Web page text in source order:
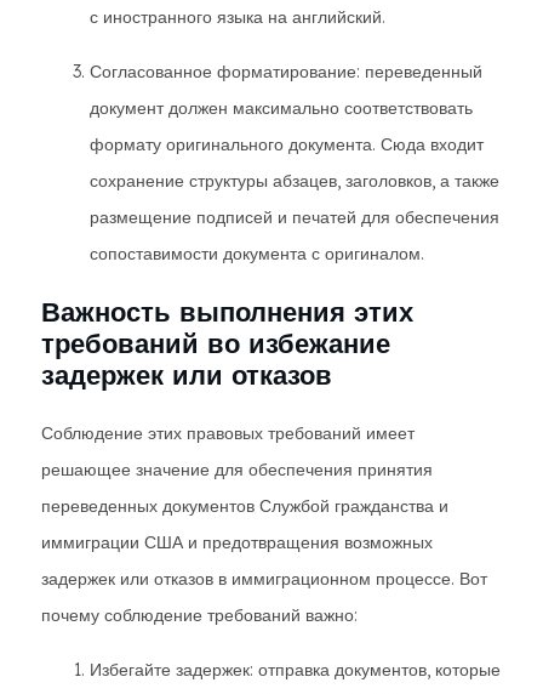
с иностранного языка на английский.
Согласованное форматирование: переведенный
документ должен максимально соответствовать
формату оригинального документа. Сюда входит
сохранение структуры абзацев, заголовков, а также
размещение подписей и печатей для обеспечения
сопоставимости документа с оригиналом.
Важность выполнения этих
требований во избежание
задержек или отказов
Соблюдение этих правовых требований имеет
решающее значение для обеспечения принятия
переведенных документов Службой гражданства и
иммиграции США и предотвращения возможных
задержек или отказов в иммиграционном процессе. Вот
почему соблюдение требований важно:
Избегайте задержек: отправка документов, которые